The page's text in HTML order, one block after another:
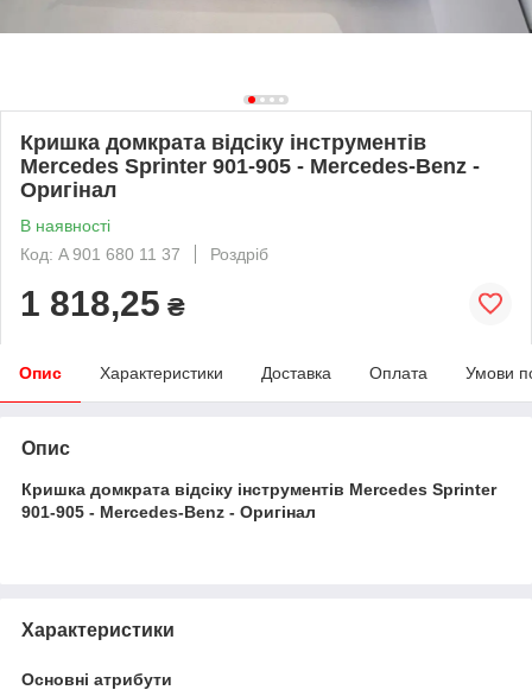
Кришка домкрата відсіку інструментів
Mercedes Sprinter 901-905 - Mercedes-Benz -
Оригінал
В наявності
Код: A 901 680 11 37
Роздріб
1 818,25 ₴
Опис Характеристики Доставка Оплата Умови
Опис
Кришка домкрата відсіку інструментів Mercedes Sprinter
901-905 - Mercedes-Benz - Оригінал
Характеристики
Основні атрибути